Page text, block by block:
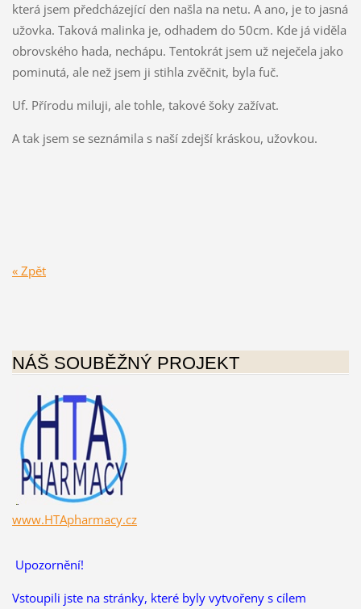
která jsem předcházející den našla na netu. A ano, je to jasná
užovka. Taková malinka je, odhadem do 50cm. Kde já viděla
obrovského hada, nechápu. Tentokrát jsem už neječela jako
pominutá, ale než jsem ji stihla zvěčnit, byla fuč.
Uf. Přírodu miluji, ale tohle, takové šoky zažívat.
A tak jsem se seznámila s naší zdejší kráskou, užovkou.
« Zpět
NÁŠ SOUBĚŽNÝ PROJEKT
www.HTApharmacy.cz
Upozornění!
Vstoupili jste na stránky, které byly vytvořeny s cílem